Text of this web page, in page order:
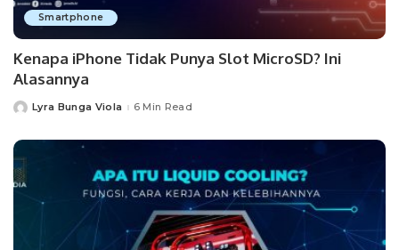
Smartphone
Kenapa iPhone Tidak Punya Slot MicroSD? Ini
Alasannya
PostedLyra Bunga Viola 6 Min Read